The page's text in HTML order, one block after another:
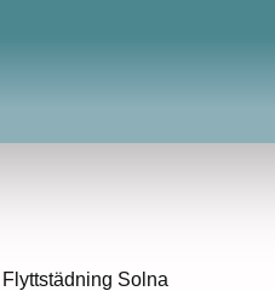
Flyttstädning Solna